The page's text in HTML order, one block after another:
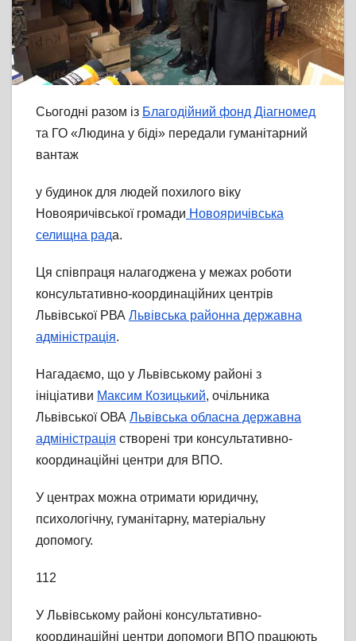
Сьогодні разом із Благодійний фонд Діагномед
та ГО «Людина у біді» передали гуманітарний
вантаж
у будинок для людей похилого віку
Новояричівської громади Новояричівська
селищна рада.
Ця співпраця налагоджена у межах роботи
консультативно-координаційних центрів
Львівської РВА Львівська районна державна
адміністрація.
Нагадаємо, що у Львівському районі з
ініціативи Максим Козицький, очільника
Львівської ОВА Львівська обласна державна
адміністрація створені три консультативно-
координаційні центри для ВПО.
У центрах можна отримати юридичну,
психологічну, гуманітарну, матеріальну
допомогу.
112
У Львівському районі консультативно-
координаційні центри допомоги ВПО працюють